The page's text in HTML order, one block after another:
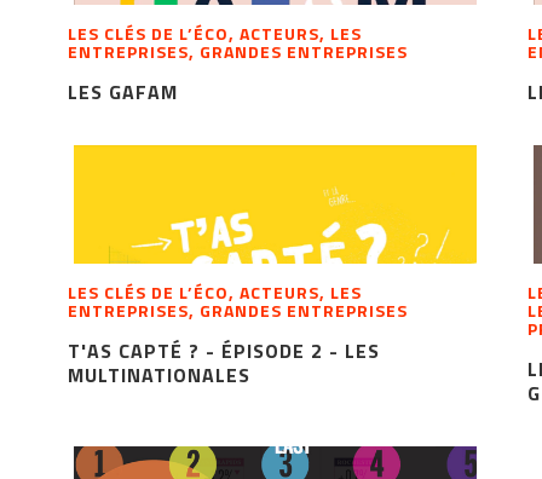
LES CLÉS DE L’ÉCO, ACTEURS, LES
ENTREPRISES, GRANDES ENTREPRISES
LES GAFAM
LES CLÉS DE L’ÉCO, ACTEURS, LES
ENTREPRISES, GRANDES ENTREPRISES
T'AS CAPTÉ ? - ÉPISODE 2 - LES
MULTINATIONALES